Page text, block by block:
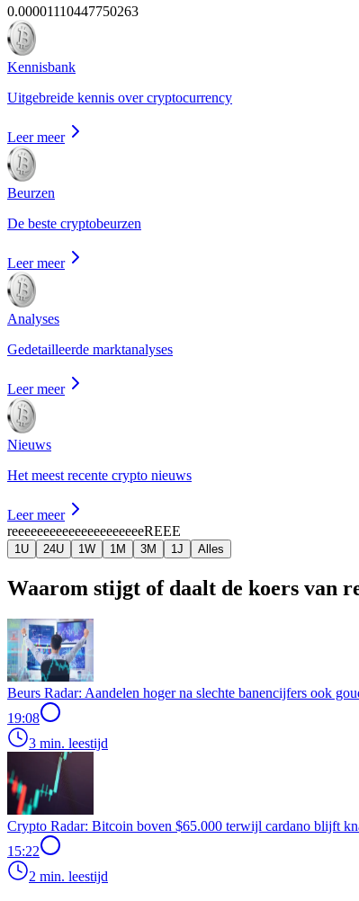
0.00001110447750263
Kennisbank
Uitgebreide kennis over cryptocurrency
Leer meer
Beurzen
De beste cryptobeurzen
Leer meer
Analyses
Gedetailleerde marktanalyses
Leer meer
Nieuws
Het meest recente crypto nieuws
Leer meer
reeeeeeeeeeeeeeeeeeeeeREEE
1U 24U 1W 1M 3M 1J Alles
Waarom stijgt of daalt de koers van
Beurs Radar: Aandelen hoger na slechte banencijfers ook
19:08
3 min. leestijd
Crypto Radar: Bitcoin boven $65.000 terwijl cardano blijft
15:22
2 min. leestijd